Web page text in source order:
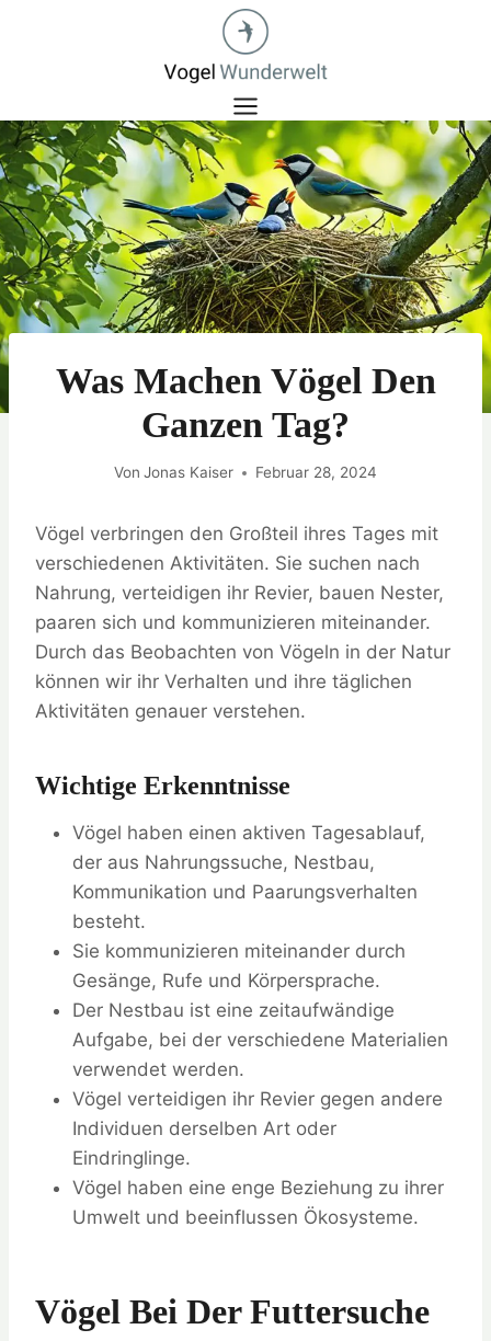
Was Machen Vögel Den
Ganzen Tag?
Von Jonas Kaiser Februar 28, 2024
Vögel verbringen den Großteil ihres Tages mit
verschiedenen Aktivitäten. Sie suchen nach
Nahrung, verteidigen ihr Revier, bauen Nester,
paaren sich und kommunizieren miteinander.
Durch das Beobachten von Vögeln in der Natur
können wir ihr Verhalten und ihre täglichen
Aktivitäten genauer verstehen.
Wichtige Erkenntnisse
Vögel haben einen aktiven Tagesablauf,
der aus Nahrungssuche, Nestbau,
Kommunikation und Paarungsverhalten
besteht.
Sie kommunizieren miteinander durch
Gesänge, Rufe und Körpersprache.
Der Nestbau ist eine zeitaufwändige
Aufgabe, bei der verschiedene Materialien
verwendet werden.
Vögel verteidigen ihr Revier gegen andere
Individuen derselben Art oder
Eindringlinge.
Vögel haben eine enge Beziehung zu ihrer
Umwelt und beeinflussen Ökosysteme.
Vögel Bei Der Futtersuche